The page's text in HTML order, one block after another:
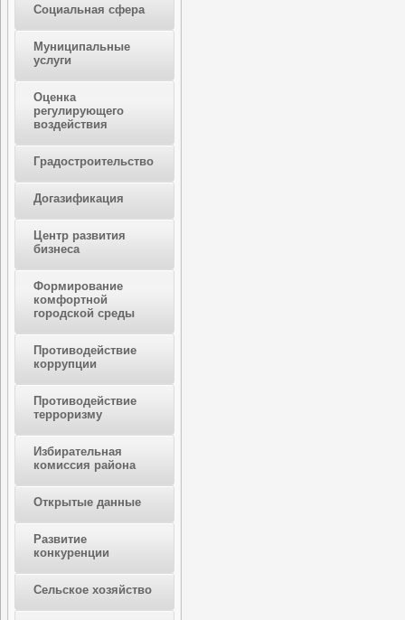
Социальная сфера
Муниципальные
услуги
Оценка
регулирующего
воздействия
Градостроительство
Догазификация
Центр развития
бизнеса
Формирование
комфортной
городской среды
Противодействие
коррупции
Противодействие
терроризму
Избирательная
комиссия района
Открытые данные
Развитие
конкуренции
Сельское хозяйство